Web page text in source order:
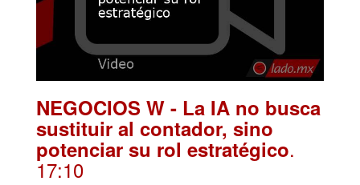
NEGOCIOS W - La IA no busca
sustituir al contador, sino
potenciar su rol estratégico.
17:10